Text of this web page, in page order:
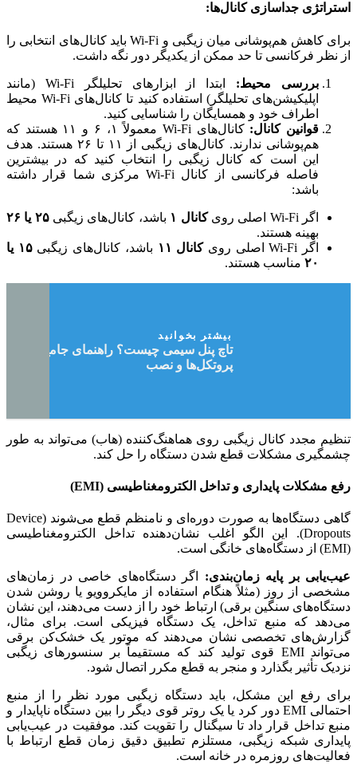
استراتژی جداسازی کانال‌ها:
برای کاهش هم‌پوشانی میان زیگبی و Wi-Fi باید کانال‌های انتخابی را
از نظر فرکانسی تا حد ممکن از یکدیگر دور نگه داشت.
بررسی محیط:
ابتدا از ابزارهای تحلیلگر Wi-Fi (مانند
اپلیکیشن‌های تحلیلگر) استفاده کنید تا کانال‌های Wi-Fi محیط
اطراف خود و همسایگان را شناسایی کنید.
قوانین کانال:
کانال‌های Wi-Fi معمولاً ۱، ۶ و ۱۱ هستند که
هم‌پوشانی ندارند. کانال‌های زیگبی از ۱۱ تا ۲۶ هستند. هدف
این است که کانال زیگبی را انتخاب کنید که در بیشترین
فاصله فرکانسی از کانال Wi-Fi مرکزی شما قرار داشته
باشد:
اگر Wi-Fi اصلی روی کانال ۱ باشد، کانال‌های زیگبی۲۵ یا ۲۶
بهینه هستند.
اگر Wi-Fi اصلی روی
کانال ۱۱ باشد، کانال‌های زیگبی
۱۵ یا
۲۰ مناسب هستند.
بیشتر بخوانید
تاچ پنل سیمی چیست؟ راهنمای جامع خرید،
پروتکل‌ها و نصب
تنظیم مجدد کانال زیگبی روی هماهنگ‌کننده (هاب) می‌تواند به طور
چشمگیری مشکلات قطع شدن دستگاه را حل کند.
رفع مشکلات پایداری و تداخل الکترومغناطیسی (EMI)
گاهی دستگاه‌ها به صورت دوره‌ای و نامنظم قطع می‌شوند (Device
Dropouts). این الگو اغلب نشان‌دهنده تداخل الکترومغناطیسی
(EMI) از دستگاه‌های خانگی است.
عیب‌یابی بر پایه زمان‌بندی: اگر دستگاه‌های خاصی در زمان‌های
مشخصی از روز (مثلاً هنگام استفاده از مایکروویو یا روشن شدن
دستگاه‌های سنگین برقی) ارتباط خود را از دست می‌دهند، این نشان
می‌دهد که منبع تداخل، یک دستگاه فیزیکی است. برای مثال،
گزارش‌های تخصصی نشان می‌دهند که موتور یک خشک‌کن برقی
می‌تواند EMI قوی تولید کند که مستقیماً بر سنسورهای زیگبی
نزدیک تأثیر بگذارد و منجر به قطع مکرر اتصال شود.
برای رفع این مشکل، باید دستگاه زیگبی مورد نظر را از منبع
احتمالی EMI دور کرد یا یک روتر قوی دیگر را بین دستگاه ناپایدار و
منبع تداخل قرار داد تا سیگنال را تقویت کند. موفقیت در عیب‌یابی
پایداری شبکه زیگبی، مستلزم تطبیق دقیق زمان قطع ارتباط با
فعالیت‌های روزمره در خانه است.